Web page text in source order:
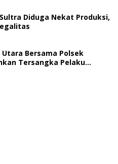
Diduga Nekat Produksi,
Bersama Polsek
Tersangka Pelaku